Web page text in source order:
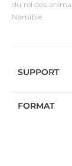
du roi des
Namibie.
SUPPORT
FORMAT